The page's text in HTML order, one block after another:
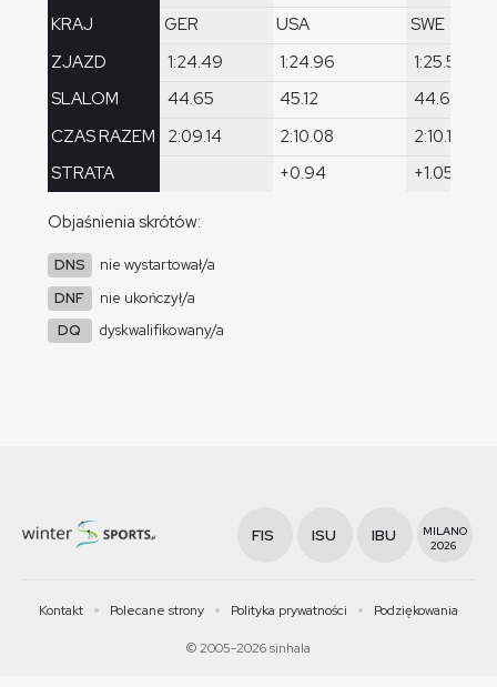
KRAJ
ZJAZD
SLALOM
CZAS RAZEM
STRATA
GER
1:24.49
44.65
2:09.14
USA
1:24.96
45.12
2:10.08
+0.94
SWE
1:25.57
44.62
2:10.19
+1.05
Objaśnienia skrótów:
DNS
nie wystartował/a
DNF
nie ukończył/a
DQ
dyskwalifikowany/a
FIS ISU IBU
MILANO
2026
© 2005-2026 sinhala
Kontakt Polecane strony Polityka prywatności Podziękowania